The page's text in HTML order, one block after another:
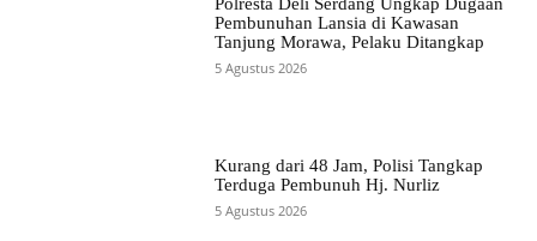
Polresta Deli Serdang Ungkap Dugaan
Pembunuhan Lansia di Kawasan
Tanjung Morawa, Pelaku Ditangkap
5 Agustus 2026
Kurang dari 48 Jam, Polisi Tangkap
Terduga Pembunuh Hj. Nurliz
5 Agustus 2026